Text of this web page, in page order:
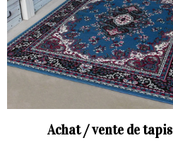
Achat / vente de tapis